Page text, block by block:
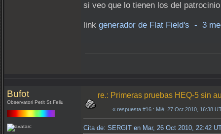
si veo que lo tienen los del
link generador de Flat Field's - 3
Bufot
Observatori Petit St.Feliu
re.: Primeras pruebas HEQ-5 sin
« respuesta #16 : Mié, 27 Oct 2010, 16:38
Cita de: SERGIT en Mar, 26 Oct 2010, 22:42